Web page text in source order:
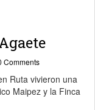
Comments
Ruta vivieron una
Maipez y la Finca